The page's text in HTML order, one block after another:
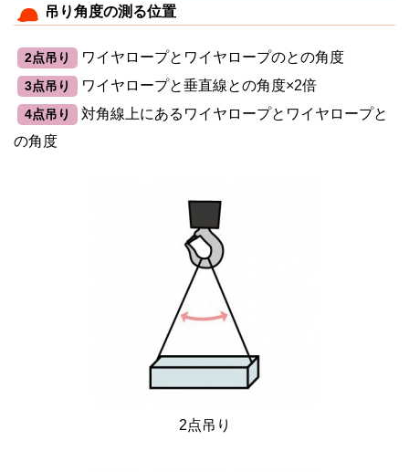
吊り角度の測る位置
2点吊り ワイヤロープとワイヤロープのとの角度
3点吊り ワイヤロープと垂直線との角度×2倍
4点吊り
対角線上にあるワイヤロープとワイヤロープと
の角度
2点吊り